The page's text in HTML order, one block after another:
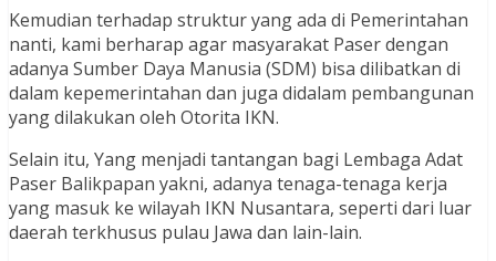
Kemudian terhadap struktur yang ada di Pemerintahan
nanti, kami berharap agar masyarakat Paser dengan
adanya Sumber Daya Manusia (SDM) bisa dilibatkan di
dalam kepemerintahan dan juga didalam pembangunan
yang dilakukan oleh Otorita IKN.
Selain itu, Yang menjadi tantangan bagi Lembaga Adat
Paser Balikpapan yakni, adanya tenaga-tenaga kerja
yang masuk ke wilayah IKN Nusantara, seperti dari luar
daerah terkhusus pulau Jawa dan lain-lain.